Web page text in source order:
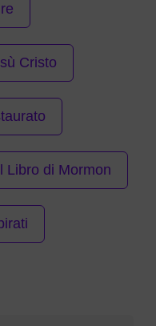
Cristo
Libro di Mormon